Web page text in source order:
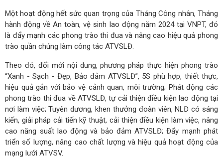
Một hoạt động hết sức quan trọng của Tháng Công nhân, Tháng
hành động về An toàn, vệ sinh lao động năm 2024 tại VNPT, đó
là đẩy mạnh các phong trào thi đua và nâng cao hiệu quả phong
trào quần chúng làm công tác ATVSLĐ.
Theo đó, đổi mới nội dung, phương pháp thực hiện phong trào
“Xanh - Sạch - Đẹp, Bảo đảm ATVSLĐ”, 5S phù hợp, thiết thực,
hiệu quả gắn với bảo vệ cảnh quan, môi trường; Phát động các
phong trào thi đua về ATVSLĐ, tự cải thiện điều kiện lao động tại
nơi làm việc; Tuyên dương, khen thưởng đoàn viên, NLĐ có sáng
kiến, giải pháp cải tiến kỹ thuật, cải thiện điều kiện làm việc, nâng
cao năng suất lao động và bảo đảm ATVSLĐ; Đẩy mạnh phát
triển số lượng, nâng cao chất lượng và hiệu quả hoạt động của
mạng lưới ATVSV.